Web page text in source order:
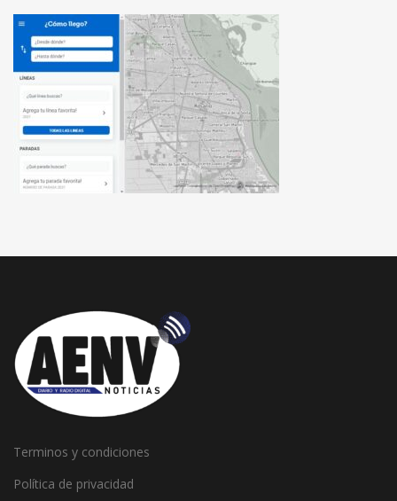
Terminos y condiciones
Política de privacidad